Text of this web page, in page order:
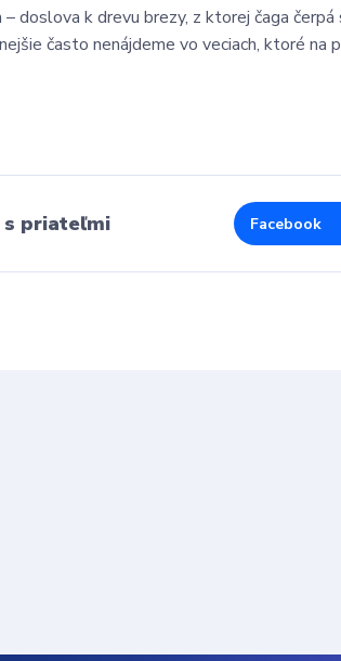
doslova k drevu brezy, z ktorej čaga
často nenájdeme vo veciach, ktoré na
s priateľmi Facebook